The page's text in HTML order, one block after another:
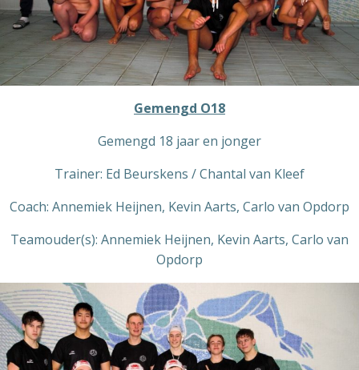
Gemengd O18
Gemengd 18 jaar en jonger
Trainer: Ed Beurskens / Chantal van Kleef
Coach: Annemiek Heijnen, Kevin Aarts, Carlo van Opdorp
Teamouder(s): Annemiek Heijnen, Kevin Aarts, Carlo van
Opdorp